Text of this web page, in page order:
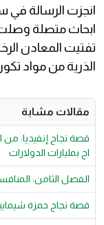
انجزت الرسالة
ابحاث متصلة
تفتيت المعادن
الذرية من مواد
مقالات مشابة
قصة نجاح إنفيديا:
اح بمليارات الدولارات
الفصل الثامن:
قصة نجاح حمزة